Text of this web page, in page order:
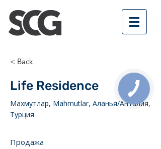
< Back
Life Residence
Махмутлар, Mahmutlar, Аланья/Анталия,
Турция
Продажа
КНОПКА
СВЯЗИ